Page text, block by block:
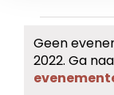
in
Bericht
Geen
2022. Ga